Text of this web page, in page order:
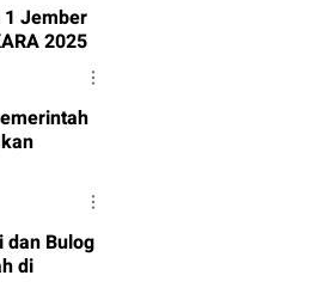
1 Jember
2025
dan Bulog
di